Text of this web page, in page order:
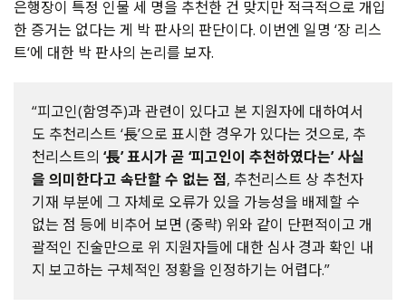
은행장이 특정 인물 세 명을 추천한 건 맞지만 적극적으로 개입
한 증거는 없다는 게 박 판사의 판단이다. 이번엔 일명 ‘장 리스
트‘에 대한 박 판사의 논리를 보자.
“피고인(함영주)과 관련이 있다고 본 지원자에 대하여서
도 추천리스트 ‘長’으로 표시한 경우가 있다는 것으로, 추
천리스트의 ‘長’ 표시가 곧 ‘피고인이 추천하였다는’ 사실
을 의미한다고 속단할 수 없는 점, 추천리스트 상 추천자
기재 부분에 그 자체로 오류가 있을 가능성을 배제할 수
없는 점 등에 비추어 보면 (중략) 위와 같이 단편적이고 개
괄적인 진술만으로 위 지원자들에 대한 심사 경과 확인 내
지 보고하는 구체적인 정황을 인정하기는 어렵다.”